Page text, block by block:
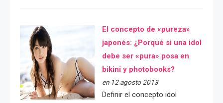
El concepto de «pureza»
japonés: ¿Porqué si una idol
debe ser «pura» posa en
bikini y photobooks?
en 12 agosto 2013
Definir el concepto idol